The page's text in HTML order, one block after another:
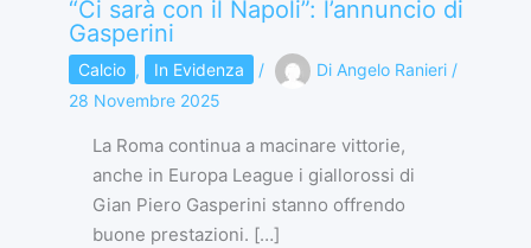
“Ci sarà con il Napoli”: l’annuncio di
Gasperini
Calcio , In Evidenza / Di Angelo Ranieri /
28 Novembre 2025
La Roma continua a macinare vittorie,
anche in Europa League i giallorossi di
Gian Piero Gasperini stanno offrendo
buone prestazioni. […]